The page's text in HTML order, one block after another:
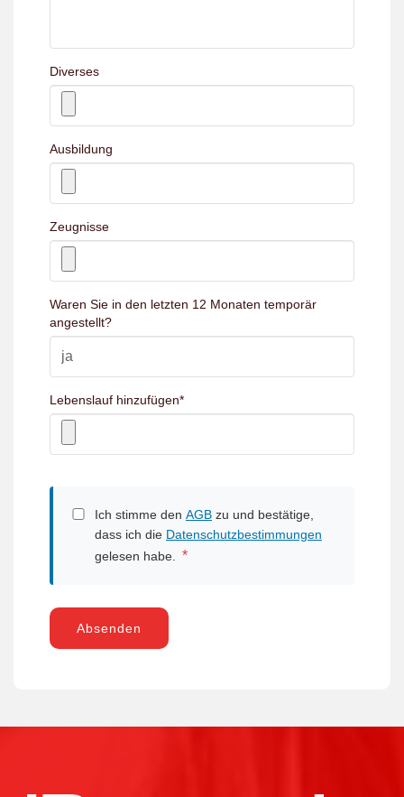
Diverses
Ausbildung
Zeugnisse
Waren Sie in den letzten 12 Monaten temporär
angestellt?
Lebenslauf hinzufügen*
Ich stimme den AGB zu und bestätige,
dass ich die Datenschutzbestimmungen
gelesen habe.
*
Absenden